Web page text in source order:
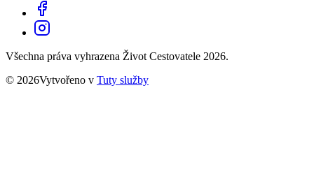
Všechna práva vyhrazena Život Cestovatele 2026.
© 2026Vytvořeno v Tuty služby